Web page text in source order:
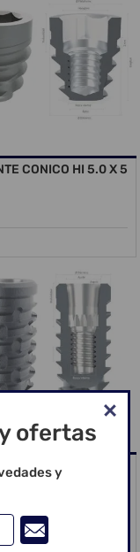
CONICO HI 5.0 X 5
MAESTRO CM
3.5X09
ofertas
y